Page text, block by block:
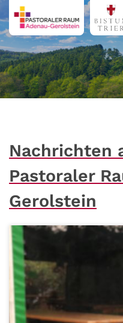
Zum Inhalt springen
Nachrichten
Pastoraler
Gerolstein